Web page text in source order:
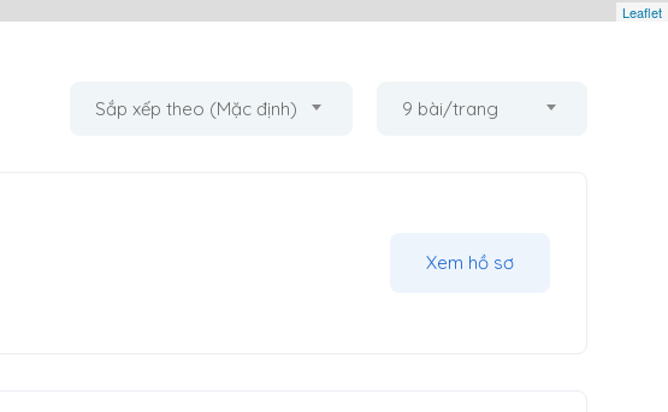
Leaflet
Sắp xếp theo (Mặc định) 9 bài/trang
Xem hồ sơ